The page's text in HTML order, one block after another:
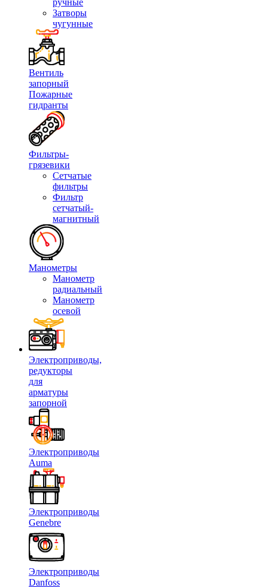
ручные
Затворы
чугунные
Вентиль
запорный
Пожарные
гидранты
Фильтры-
грязевики
Сетчатые
фильтры
Фильтр
сетчатый-
магнитный
Манометры
Манометр
радиальный
Манометр
осевой
Электроприводы,
редукторы
для
арматуры
запорной
Электроприводы
Auma
Электроприводы
Genebre
Электроприводы
Danfoss